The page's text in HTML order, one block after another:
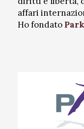
affari
Ho fondato